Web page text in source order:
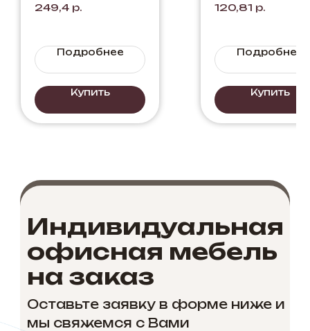
кофейный
249,4 р.
Подробнее
Купить
216 WML
120,81 р.
Подробнее
Купить
Оставьте заявку в форме ниже и
мы свяжемся с Вами
Индивидуальная
офисная мебель
на заказ